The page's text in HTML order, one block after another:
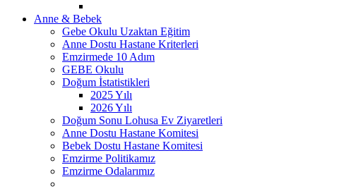
Anne & Bebek
Gebe Okulu Uzaktan Eğitim
Anne Dostu Hastane Kriterleri
Emzirmede 10 Adım
GEBE Okulu
Doğum İstatistikleri
2025 Yılı
2026 Yılı
Doğum Sonu Lohusa Ev Ziyaretleri
Anne Dostu Hastane Komitesi
Bebek Dostu Hastane Komitesi
Emzirme Politikamız
Emzirme Odalarımız